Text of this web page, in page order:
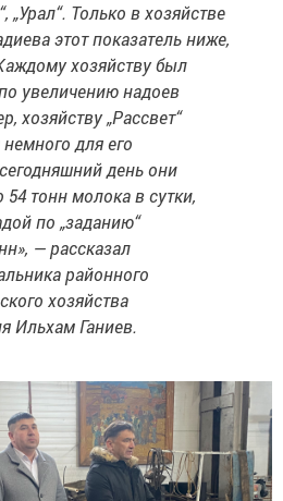
„Урал“. Только в хозяйстве
этот показатель ниже,
хозяйству был
увеличению надоев
хозяйству „Рассвет“
для его
день они
тонн молока в сутки,
по „заданию“
— рассказал
районного
хозяйства
Ильхам Ганиев.